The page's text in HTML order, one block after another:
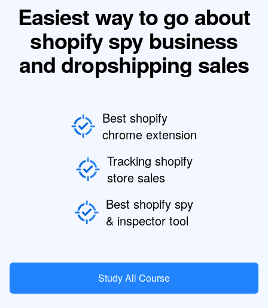
Easiest way to go about
shopify spy business
and dropshipping sales
Best shopify
chrome extension
Tracking shopify
store sales
Best shopify spy
& inspector tool
Study All Course